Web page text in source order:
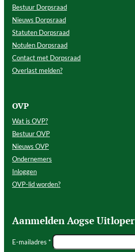
Bestuur Dorpsraad
Nieuws Dorpsraad
Statuten Dorpsraad
Notulen Dorpsraad
Contact met Dorpsraad
Overlast melden?
OVP
Wat is OVP?
Bestuur OVP
Nieuws OVP
Ondernemers
Inloggen
OVP-lid worden?
Aanmelden Aogse Uitloper
E-mailadres *